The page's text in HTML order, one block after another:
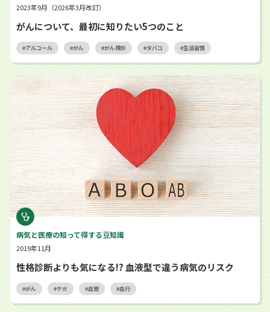
2023年9月（2026年3月改訂）
がんについて、最初に知りたい5つのこと
アルコール がん がん検診 タバコ 生活習慣
性格診断よりも気になる!? 血液型で違う病気のリスク
病気と医療の知って得する豆知識
2019年11月
性格診断よりも気になる!? 血液型で違う病気のリスク
がん ケガ 血管 血行